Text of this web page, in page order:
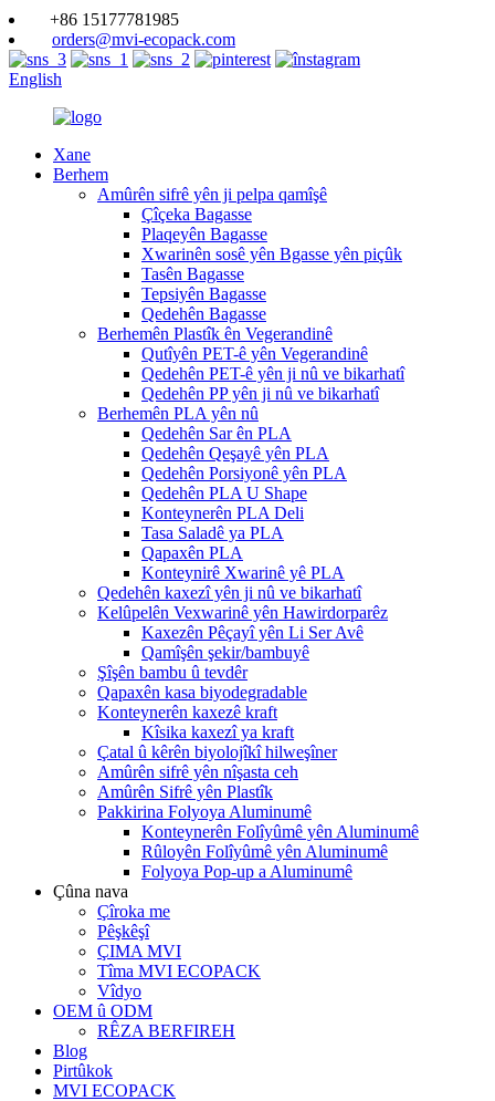
+86 15177781985
orders@mvi-ecopack.com
English
Xane
Berhem
Amûrên sifrê yên ji pelpa qamîşê
Çîçeka Bagasse
Plaqeyên Bagasse
Xwarinên sosê yên Bgasse yên piçûk
Tasên Bagasse
Tepsiyên Bagasse
Qedehên Bagasse
Berhemên Plastîk ên Vegerandinê
Qutîyên PET-ê yên Vegerandinê
Qedehên PET-ê yên ji nû ve bikarhatî
Qedehên PP yên ji nû ve bikarhatî
Berhemên PLA yên nû
Qedehên Sar ên PLA
Qedehên Qeşayê yên PLA
Qedehên Porsiyonê yên PLA
Qedehên PLA U Shape
Konteynerên PLA Deli
Tasa Saladê ya PLA
Qapaxên PLA
Konteynirê Xwarinê yê PLA
Qedehên kaxezî yên ji nû ve bikarhatî
Kelûpelên Vexwarinê yên Hawirdorparêz
Kaxezên Pêçayî yên Li Ser Avê
Qamîşên şekir/bambuyê
Şîşên bambu û tevdêr
Qapaxên kasa biyodegradable
Konteynerên kaxezê kraft
Kîsika kaxezî ya kraft
Çatal û kêrên biyolojîkî hilweşîner
Amûrên sifrê yên nîşasta ceh
Amûrên Sifrê yên Plastîk
Pakkirina Folyoya Aluminumê
Konteynerên Folîyûmê yên Aluminumê
Rûloyên Folîyûmê yên Aluminumê
Folyoya Pop-up a Aluminumê
Çûna nava
Çîroka me
Pêşkêşî
ÇIMA MVI
Tîma MVI ECOPACK
Vîdyo
OEM û ODM
RÊZA BERFIREH
Blog
Pirtûkok
MVI ECOPACK